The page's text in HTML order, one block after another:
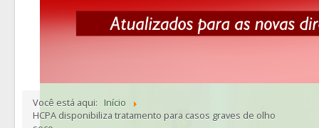
Você está aqui:
Início
HCPA disponibiliza tratamento para casos graves de olho